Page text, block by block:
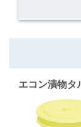
エコン漬物タ